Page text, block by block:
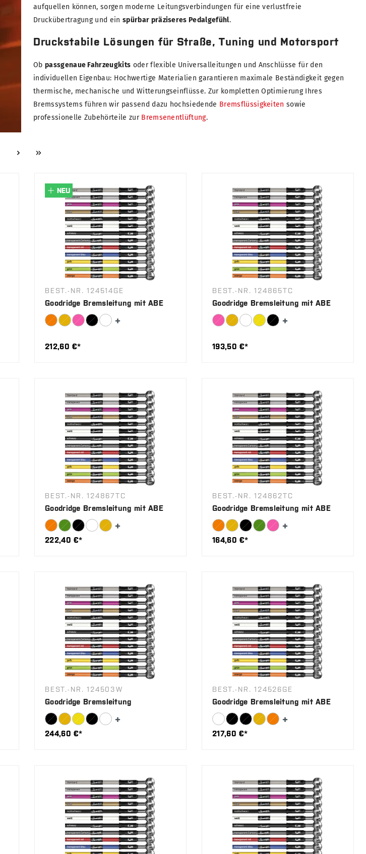
aufquellen können, sorgen moderne Leitungsverbindungen für eine verlustfreie
Druckübertragung und einspürbar präziseres Pedalgefühl.
Druckstabile Lösungen für Straße, Tuning und Motorsport
Ob passgenaue Fahrzeugkits oder flexible Universalleitungen und Anschlüsse für den
individuellen Eigenbau: Hochwertige Materialien garantieren maximale Beständigkeit gegen
thermische, mechanische und Witterungseinflüsse. Zur kompletten Optimierung Ihres
Bremssystems führen wir passend dazu hochsiedende Bremsflüssigkeiten sowie
professionelle Zubehörteile zur Bremsenentlüftung.
NEU
BEST.-NR. 124514GE
Goodridge Bremsleitung mit ABE
212,60 €*
BEST.-NR. 124865TC
Goodridge Bremsleitung mit ABE
193,50 €*
BEST.-NR. 124867TC
Goodridge Bremsleitung mit ABE
222,40 €*
BEST.-NR. 124862TC
Goodridge Bremsleitung mit ABE
164,60 €*
BEST.-NR. 124503W
Goodridge Bremsleitung
244,60 €*
BEST.-NR. 124526GE
Goodridge Bremsleitung mit ABE
217,60 €*